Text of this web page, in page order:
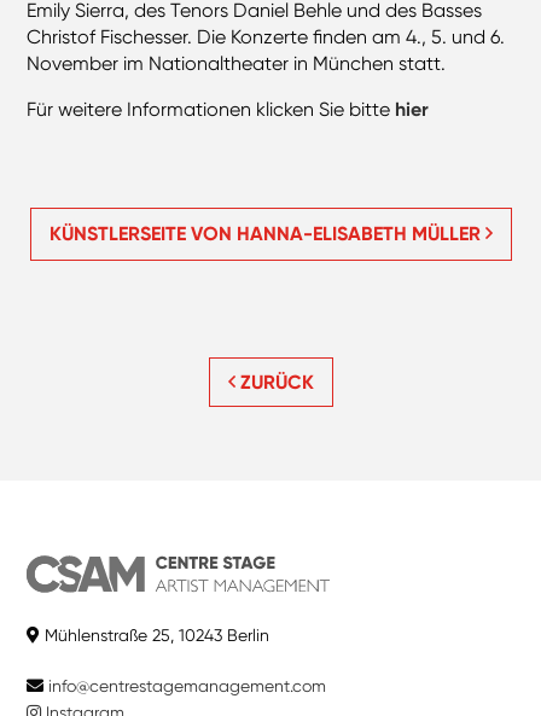
Emily Sierra, des Tenors Daniel Behle und des Basses
Christof Fischesser. Die Konzerte finden am 4., 5. und 6.
November im Nationaltheater in München statt.
Für weitere Informationen klicken Sie bitte hier
KÜNSTLERSEITE VON HANNA-ELISABETH MÜLLER
ZURÜCK
Mühlenstraße 25, 10243 Berlin
info@centrestagemanagement.com